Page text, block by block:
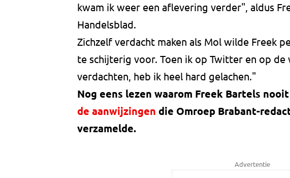
kwam ik weer een aflevering verder", aldus
Handelsblad.
Zichzelf verdacht maken als Mol wilde Freek
te schijterig voor. Toen ik op Twitter en op de
verdachten, heb ik heel hard gelachen."
Nog eens lezen waarom Freek Bartels
de aanwijzingen die Omroep Brabant-
verzamelde.
Advertentie